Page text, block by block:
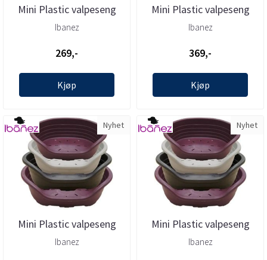
Mini Plastic valpeseng
61,5x45x21cm, Ibanez
Ibanez
269,-
Kjøp
Mini Plastic valpeseng
70,5x52x23cm, Ibanez
Ibanez
369,-
Kjøp
Nyhet
Mini Plastic valpeseng
82x59,5x25cm, Ibanez
Ibanez
Nyhet
Mini Plastic valpeseng
93,5x68x28cm, Ibanez
Ibanez